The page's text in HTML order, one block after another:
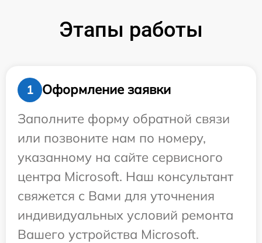
Этапы работы
1
Оформление заявки
Заполните форму обратной связи
или позвоните нам по номеру,
указанному на сайте сервисного
центра Microsoft. Наш консультант
свяжется с Вами для уточнения
индивидуальных условий ремонта
Вашего устройства Microsoft.